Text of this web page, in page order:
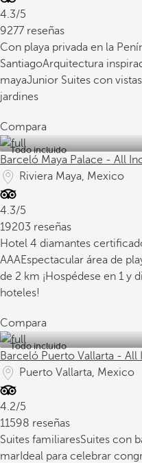
4.3/5
9277 reseñas
Con playa privada en la
SantiagoArquitectura
mayaJunior Suites con
jardines
Compara
Todo incluido
Barceló Maya Palace - All
Riviera Maya, Mexico
4.3/5
19203 reseñas
Hotel 4 diamantes
AAAEspectacular área de
de 2 km ¡Hospédese en 1 y
hoteles!
Compara
Todo incluido
Barceló Puerto Vallarta - All
Puerto Vallarta, Mexico
4.2/5
11598 reseñas
Suites familiaresSuites con
mar Ideal para celebrar